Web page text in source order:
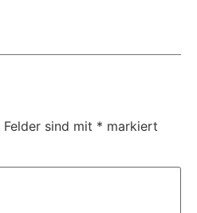
sind mit * markiert